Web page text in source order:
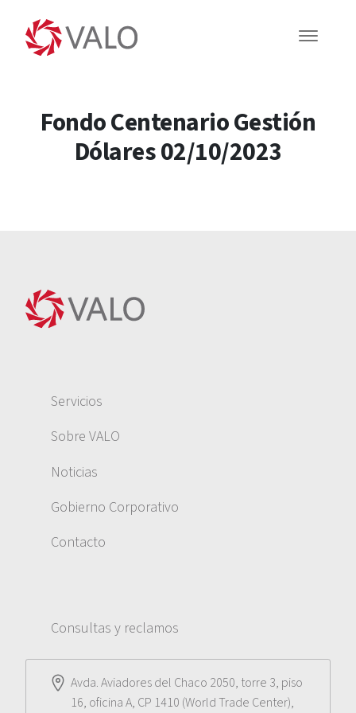
Fondo Centenario Gestión
Dólares 02/10/2023
Servicios
Sobre VALO
Noticias
Gobierno Corporativo
Contacto
Consultas y reclamos
Avda. Aviadores del Chaco 2050, torre 3, piso
16, oficina A, CP 1410 (World Trade Center),